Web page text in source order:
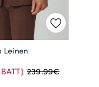
Leinen
239.99€